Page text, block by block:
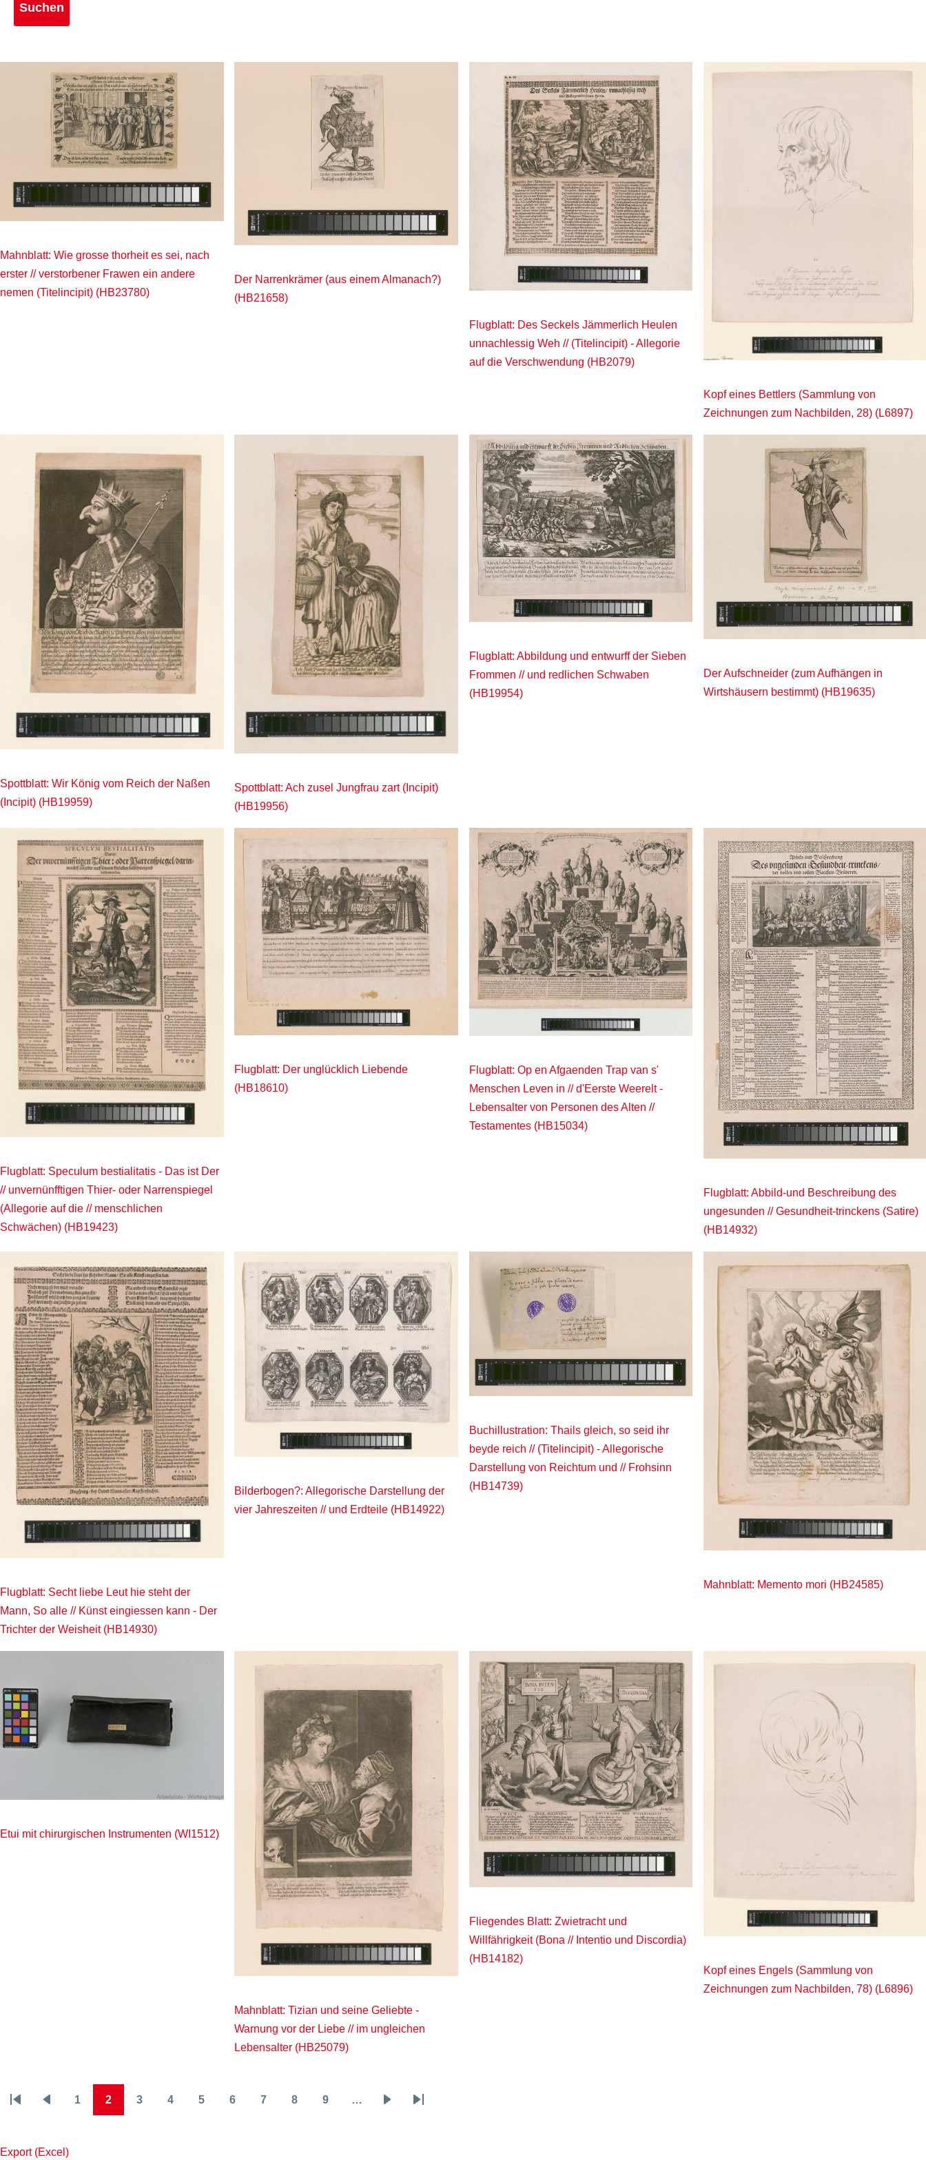
Mahnblatt: Wie grosse thorheit es sei, nach
erster // verstorbener Frawen ein andere
nemen (Titelincipit) (HB23780)
Der Narrenkrämer (aus einem Almanach?)
(HB21658)
Flugblatt: Des Seckels Jämmerlich Heulen
unnachlessig Weh // (Titelincipit) - Allegorie
auf die Verschwendung (HB2079)
Kopf eines Bettlers (Sammlung von
Zeichnungen zum Nachbilden, 28) (L6897)
Spottblatt: Wir König vom Reich der Naßen
(Incipit) (HB19959)
Spottblatt: Ach zusel Jungfrau zart (Incipit)
(HB19956)
Flugblatt: Abbildung und entwurff der Sieben
Frommen // und redlichen Schwaben
(HB19954)
Der Aufschneider (zum Aufhängen in
Wirtshäusern bestimmt) (HB19635)
Flugblatt: Speculum bestialitatis - Das ist Der
// unvernünfftigen Thier- oder Narrenspiegel
(Allegorie auf die // menschlichen
Schwächen) (HB19423)
Flugblatt: Der unglücklich Liebende
(HB18610)
Flugblatt: Op en Afgaenden Trap van s'
Menschen Leven in // d'Eerste Weerelt -
Lebensalter von Personen des Alten //
Testamentes (HB15034)
Flugblatt: Abbild-und Beschreibung des
ungesunden // Gesundheit-trinckens (Satire)
(HB14932)
Flugblatt: Secht liebe Leut hie steht der
Mann, So alle // Künst eingiessen kann - Der
Trichter der Weisheit (HB14930)
Bilderbogen?: Allegorische Darstellung der
vier Jahreszeiten // und Erdteile (HB14922)
Buchillustration: Thails gleich, so seid ihr
beyde reich // (Titelincipit) - Allegorische
Darstellung von Reichtum und // Frohsinn
(HB14739)
Mahnblatt: Memento mori (HB24585)
Etui mit chirurgischen Instrumenten (WI1512)
Mahnblatt: Tizian und seine Geliebte -
Warnung vor der Liebe // im ungleichen
Lebensalter (HB25079)
Fliegendes Blatt: Zwietracht und
Willfährigkeit (Bona // Intentio und Discordia)
(HB14182)
Kopf eines Engels (Sammlung von
Zeichnungen zum Nachbilden, 78) (L6896)
Seitennummerierung
1 2 3 4 5 6 7 8 9 …
NächsteLetzte
Export (Excel)